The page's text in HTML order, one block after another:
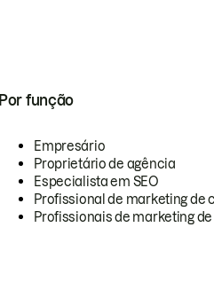
Por função
Empresário
Proprietário de agência
Especialista em SEO
Profissional de marketing de
Profissionais de marketing